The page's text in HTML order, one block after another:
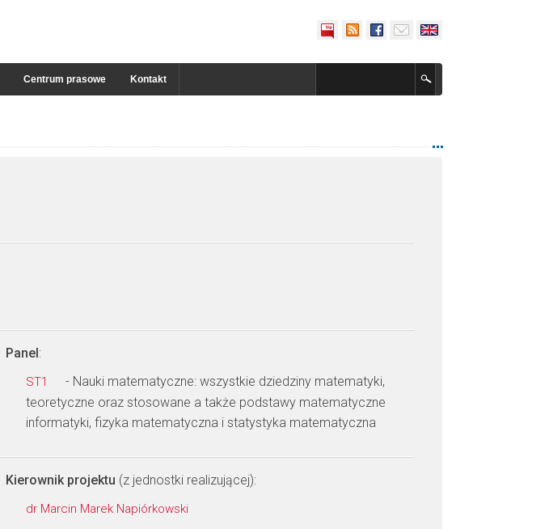
Centrum prasowe Kontakt
Panel:
ST1
- Nauki matematyczne: wszystkie dziedziny matematyki,
teoretyczne oraz stosowane a także podstawy matematyczne
informatyki, fizyka matematyczna i statystyka matematyczna
Kierownik projektu (z jednostki realizującej):
dr Marcin Marek Napiórkowski